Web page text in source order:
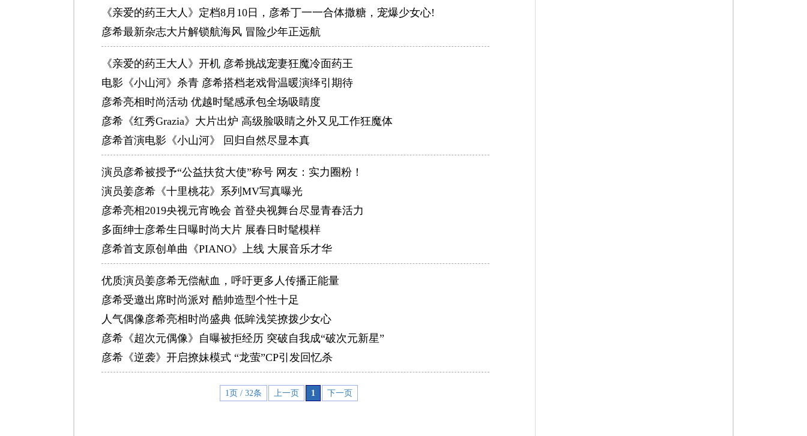
《亲爱的药王大人》定档8月10日，彦希丁一一合体撒糖，宠爆少女心!
彦希最新杂志大片解锁航海风 冒险少年正远航
《亲爱的药王大人》开机 彦希挑战宠妻狂魔冷面药王
电影《小山河》杀青 彦希搭档老戏骨温暖演绎引期待
彦希亮相时尚活动 优越时髦感承包全场吸睛度
彦希《红秀Grazia》大片出炉 高级脸吸睛之外又见工作狂魔体
彦希首演电影《小山河》 回归自然尽显本真
演员彦希被授予“公益扶贫大使”称号 网友：实力圈粉！
演员姜彦希《十里桃花》系列MV写真曝光
彦希亮相2019央视元宵晚会 首登央视舞台尽显青春活力
多面绅士彦希生日曝时尚大片 展春日时髦模样
彦希首支原创单曲《PIANO》上线 大展音乐才华
优质演员姜彦希无偿献血，呼吁更多人传播正能量
彦希受邀出席时尚派对 酷帅造型个性十足
人气偶像彦希亮相时尚盛典 低眸浅笑撩拨少女心
彦希《超次元偶像》自曝被拒经历 突破自我成“破次元新星”
彦希《逆袭》开启撩妹模式 “龙萤”CP引发回忆杀
1页 / 32条 上一页 1 下一页